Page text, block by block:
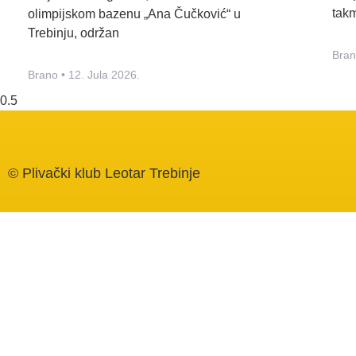
olimpijskom bazenu „Ana Čučković“ u
Trebinju, održan
Brano 12. Jula 2026.
© Plivački klub Leotar Trebinje